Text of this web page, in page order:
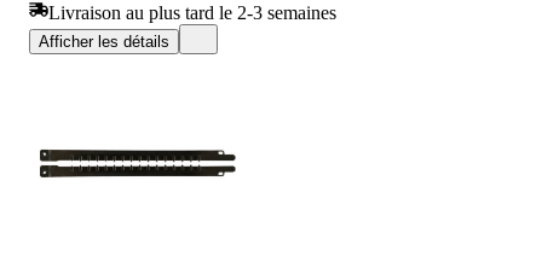
Livraison au plus tard le 2-3 semaines
Afficher les détails